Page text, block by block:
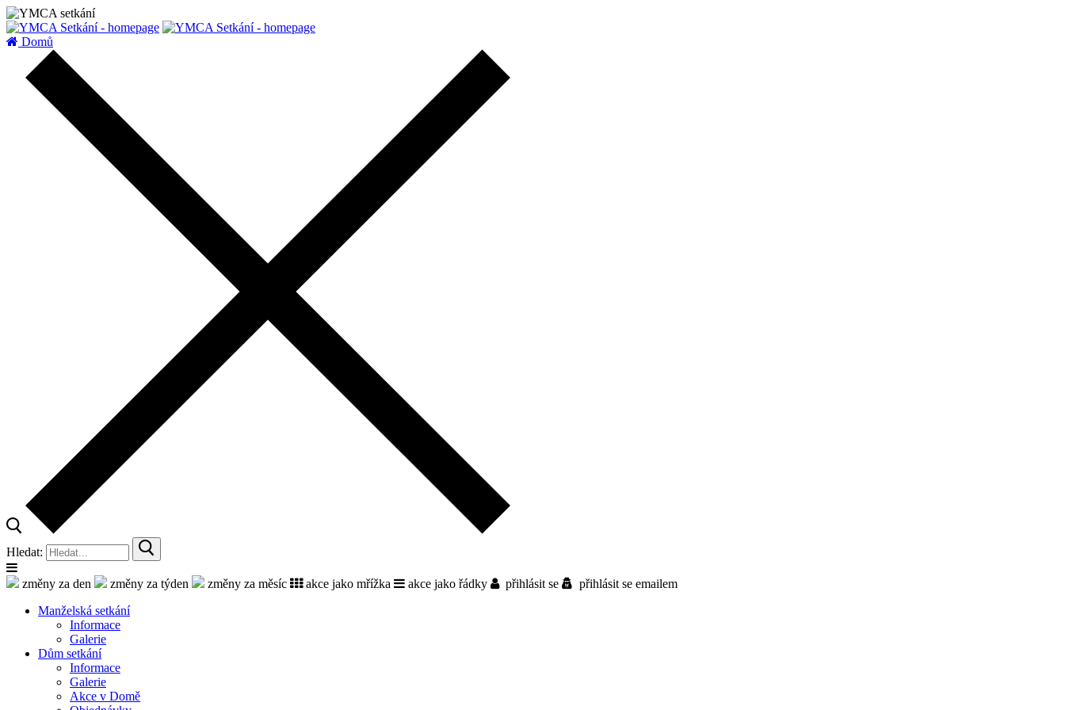
Domů
Hledat:
změny za den změny za týden změny za měsíc akce jako mřížka akce jako řádky přihlásit se
přihlásit se emailem
Manželská setkání
Informace
Galerie
Dům setkání
Informace
Galerie
Akce v Domě
zatížení serveru